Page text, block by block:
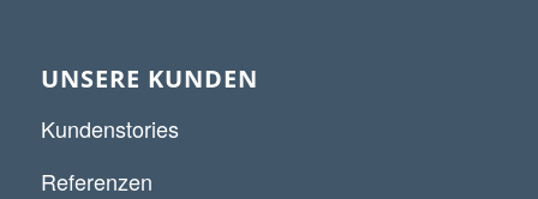
UNSERE KUNDEN
Kundenstories
Referenzen